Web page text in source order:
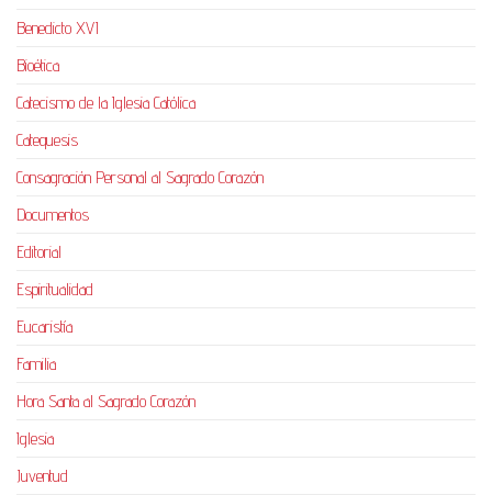
Benedicto XVI
Bioética
Catecismo de la Iglesia Católica
Catequesis
Consagración Personal al Sagrado Corazón
Documentos
Editorial
Espiritualidad
Eucaristía
Familia
Hora Santa al Sagrado Corazón
Iglesia
Juventud